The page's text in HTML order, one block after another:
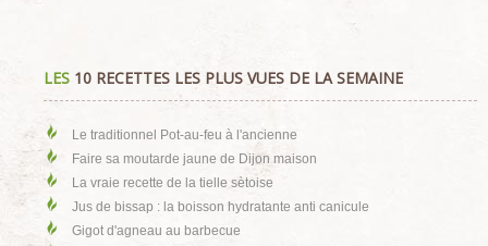
LES 10 RECETTES LES PLUS VUES DE LA SEMAINE
Le traditionnel Pot-au-feu à l'ancienne
Faire sa moutarde jaune de Dijon maison
La vraie recette de la tielle sètoise
Jus de bissap : la boisson hydratante anti canicule
Gigot d'agneau au barbecue